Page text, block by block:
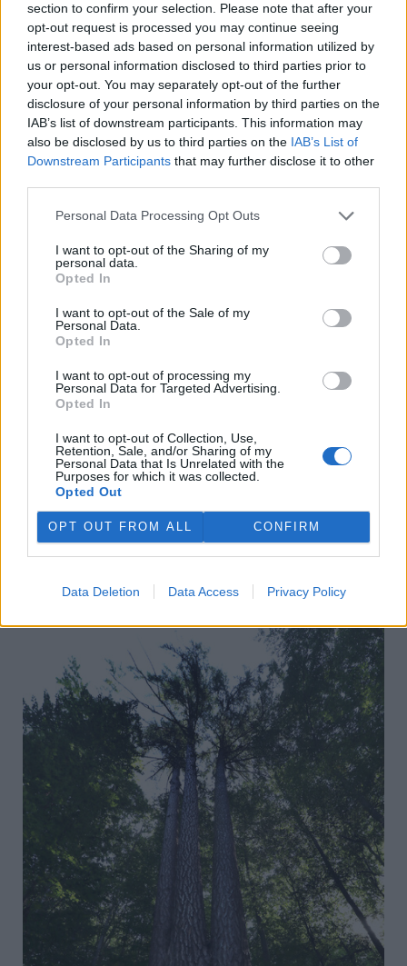
section to confirm your selection. Please note that after your
opt-out request is processed you may continue seeing
interest-based ads based on personal information utilized by
us or personal information disclosed to third parties prior to
your opt-out. You may separately opt-out of the further
disclosure of your personal information by third parties on the
IAB’s list of downstream participants. This information may
also be disclosed by us to third parties on the IAB’s List of
Downstream Participants that may further disclose it to other
Personal Data Processing Opt Outs
I want to opt-out of the Sharing of my
personal data.
Opted In
I want to opt-out of the Sale of my
Personal Data.
Opted In
I want to opt-out of processing my
Personal Data for Targeted Advertising.
Opted In
I want to opt-out of Collection, Use,
Retention, Sale, and/or Sharing of my
Personal Data that Is Unrelated with the
Purposes for which it was collected.
Opted Out
OPT OUT FROM ALL CONFIRM
Data Deletion Data Access Privacy Policy
jenom proto, aby lahodily oku pozorovatelů, ale hrají
nezastupitelnou roli v každodenním životě, kupříkladu při
rozpoznávání jedinců téhož druhu, v pohlavním výběru (při
volbě sexuálního partnera a identifikaci soka) anebo v
potravní biologii (např. ve vztahu kořist–predátor, parazit–
hostitel, opylovač–rostlina). A tak se pojďme na barevný
svět podívat pěkně zblízka.
Hostýnské skály Foto | Martin Janoška / Naše příroda
Skalními minisvěty Hostýnských hor
Pozoruhodným fenoménem Hostýnských vrchů jsou
pískovcové skály. Nejsou sice příliš vysoké a mohutné, ale
příroda jich tu rozsela na velkém prostoru tolik, že k jejich
objevení jeden výlet ani jedna dovolená nestačí. Navíc se
často ukrývají stranou turistických cest a je třeba je
pohledat. Obvyklým doplňkem těchto skal jsou pralesovité
schůdného terénu a nemožnosti efektivního lesnického
využití.